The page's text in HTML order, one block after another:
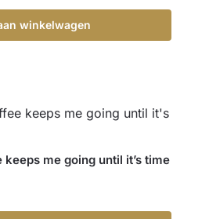
winkelwagen
me going until it’s time